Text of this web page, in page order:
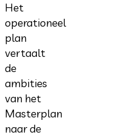
Het
operationeel
plan
vertaalt
de
ambities
van het
Masterplan
naar de